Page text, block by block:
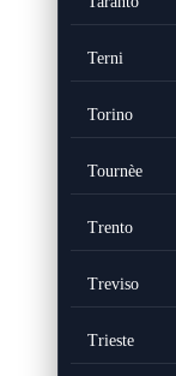
Terni
Torino
Tournèe
Trento
Treviso
Trieste